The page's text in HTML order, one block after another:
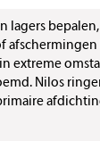
lagers
extreme
Nilos